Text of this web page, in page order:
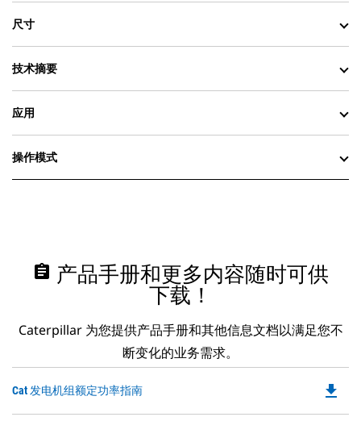
尺寸
技术摘要
应用
操作模式
assignment 产品手册和更多内容随时可供
下载！
Caterpillar 为您提供产品手册和其他信息文档以满足您不
断变化的业务需求。
Cat 发电机组额定功率指南 file_download